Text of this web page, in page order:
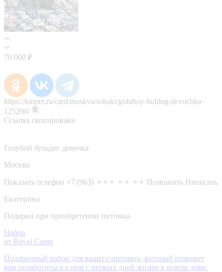
70 000 ₽
https://kinpet.ru/card/moskva/sobaki/goluboy-buldog-devochka-
125290/
Ссылка скопирована
Голубой бульдог девочка
Москва
Показать телефон +7 (963) ⚬⚬⚬ ⚬⚬ ⚬⚬ Позвонить Написать
Екатерина
Подарки при приобретении питомца
Набор
от Royal Canin
Подарочный набор для вашего питомца, который поможет
вам позаботиться о нем с первых дней жизни в новом доме.